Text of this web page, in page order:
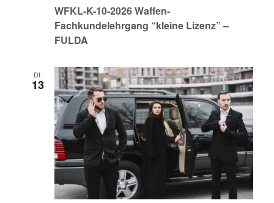
WFKL-K-10-2026 Waffen-
Fachkundelehrgang “kleine Lizenz” –
FULDA
DI.
13